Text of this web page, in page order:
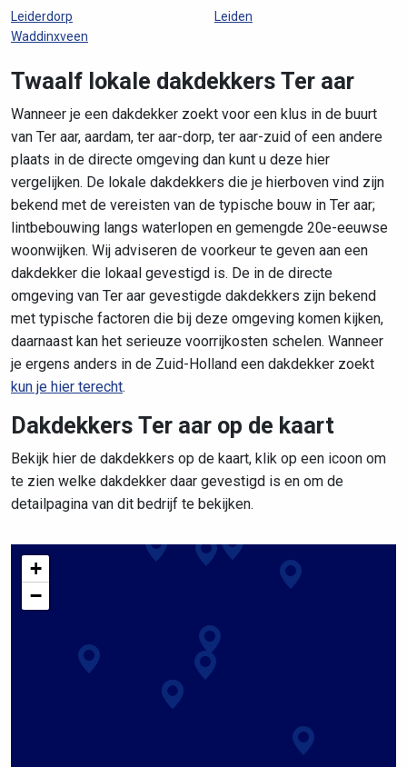
Leiderdorp
Waddinxveen
Leiden
Twaalf lokale dakdekkers Ter aar
Wanneer je een dakdekker zoekt voor een klus in de buurt
van Ter aar, aardam, ter aar-dorp, ter aar-zuid of een andere
plaats in de directe omgeving dan kunt u deze hier
vergelijken. De lokale dakdekkers die je hierboven vind zijn
bekend met de vereisten van de typische bouw in Ter aar;
lintbebouwing langs waterlopen en gemengde 20e-eeuwse
woonwijken. Wij adviseren de voorkeur te geven aan een
dakdekker die lokaal gevestigd is. De in de directe
omgeving van Ter aar gevestigde dakdekkers zijn bekend
met typische factoren die bij deze omgeving komen kijken,
daarnaast kan het serieuze voorrijkosten schelen. Wanneer
je ergens anders in de Zuid-Holland een dakdekker zoekt
kun je hier terecht.
Dakdekkers Ter aar op de kaart
Bekijk hier de dakdekkers op de kaart, klik op een icoon om
te zien welke dakdekker daar gevestigd is en om de
detailpagina van dit bedrijf te bekijken.
+
−